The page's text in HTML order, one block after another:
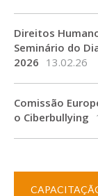
Direitos
Seminário do
2026 13.02.26
Comissão
o Ciberbullying